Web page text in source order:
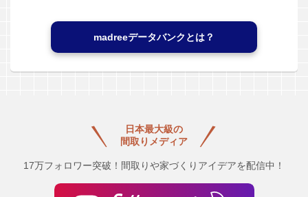
madreeデータバンクとは？
日本最大級の
間取りメディア
17万フォロワー突破！間取りや家づくりアイデアを配信中！